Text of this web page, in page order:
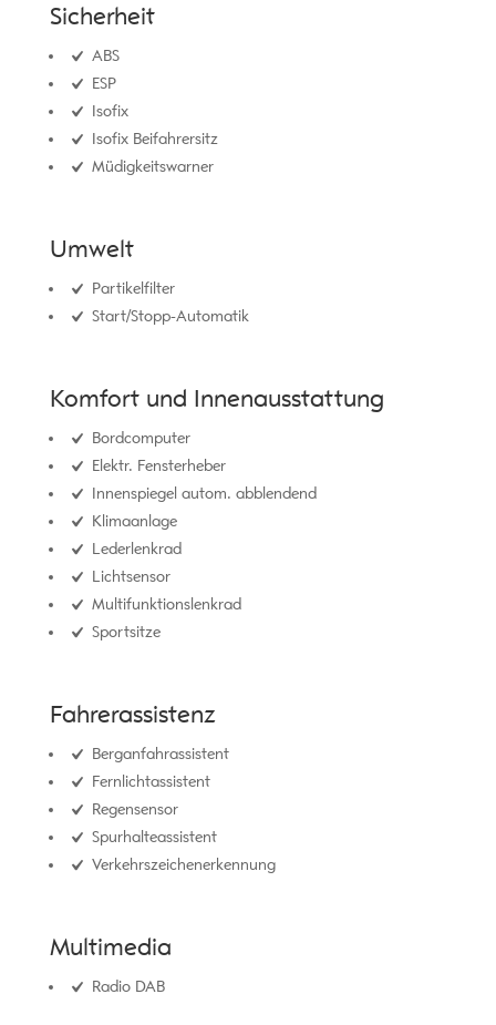
Sicherheit
ABS
ESP
Isofix
Isofix Beifahrersitz
Müdigkeitswarner
Umwelt
Partikelfilter
Start/Stopp-Automatik
Komfort und Innenausstattung
Bordcomputer
Elektr. Fensterheber
Innenspiegel autom. abblendend
Klimaanlage
Lederlenkrad
Lichtsensor
Multifunktionslenkrad
Sportsitze
Fahrerassistenz
Berganfahrassistent
Fernlichtassistent
Regensensor
Spurhalteassistent
Verkehrszeichenerkennung
Multimedia
Radio DAB